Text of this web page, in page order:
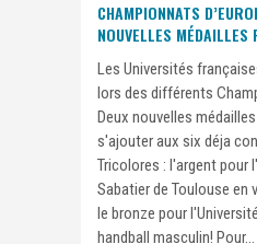
CHAMPIONNATS
NOUVELLES MÉDAILLES
Les Universités
lors des différents
Deux nouvelles
s'ajouter aux six déja
Tricolores : l'argent pour
Sabatier de Toulouse en
le bronze pour
handball masculin! Pour...